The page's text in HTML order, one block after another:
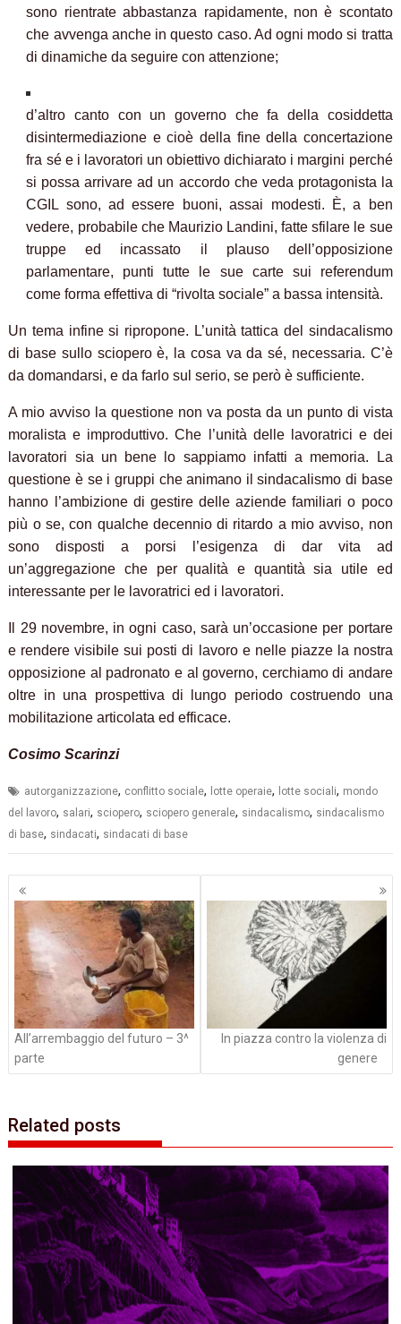
sono rientrate abbastanza rapidamente, non è scontato
che avvenga anche in questo caso. Ad ogni modo si tratta
di dinamiche da seguire con attenzione;
d’altro canto con un governo che fa della cosiddetta
disintermediazione e cioè della fine della concertazione
fra sé e i lavoratori un obiettivo dichiarato i margini perché
si possa arrivare ad un accordo che veda protagonista la
CGIL sono, ad essere buoni, assai modesti. È, a ben
vedere, probabile che Maurizio Landini, fatte sfilare le sue
truppe ed incassato il plauso dell’opposizione
parlamentare, punti tutte le sue carte sui referendum
come forma effettiva di “rivolta sociale” a bassa intensità.
Un tema infine si ripropone. L’unità tattica del sindacalismo
di base sullo sciopero è, la cosa va da sé, necessaria. C’è
da domandarsi, e da farlo sul serio, se però è sufficiente.
A mio avviso la questione non va posta da un punto di vista
moralista e improduttivo. Che l’unità delle lavoratrici e dei
lavoratori sia un bene lo sappiamo infatti a memoria. La
questione è se i gruppi che animano il sindacalismo di base
hanno l’ambizione di gestire delle aziende familiari o poco
più o se, con qualche decennio di ritardo a mio avviso, non
sono disposti a porsi l’esigenza di dar vita ad
un’aggregazione che per qualità e quantità sia utile ed
interessante per le lavoratrici ed i lavoratori.
Il 29 novembre, in ogni caso, sarà un’occasione per portare
e rendere visibile sui posti di lavoro e nelle piazze la nostra
opposizione al padronato e al governo, cerchiamo di andare
oltre in una prospettiva di lungo periodo costruendo una
mobilitazione articolata ed efficace.
Cosimo Scarinzi
autorganizzazione, conflitto sociale, lotte operaie, lotte sociali, mondo
del lavoro, salari, sciopero, sciopero generale, sindacalismo, sindacalismo
di base, sindacati, sindacati di base
Navigazione
articoli
All’arrembaggio del futuro – 3^
parte
In piazza contro la violenza di
genere
Related posts